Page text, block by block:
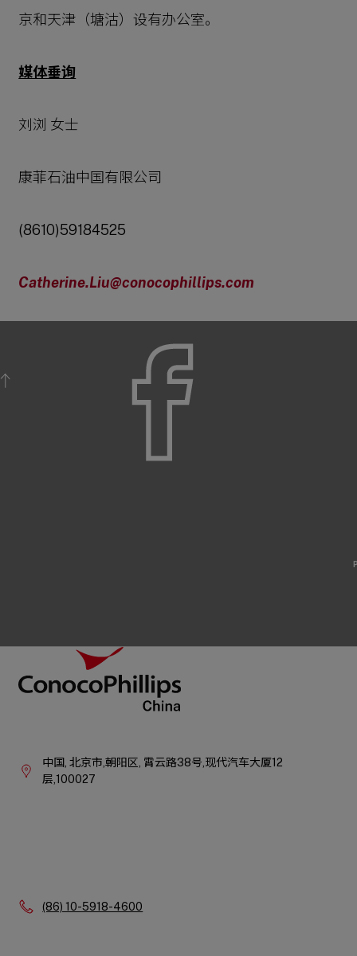
京和天津（塘沽）设有办公室。
媒体垂询
刘浏 女士
康菲石油中国有限公司
(8610)59184525
Catherine.Liu@conocophillips.com
BACK TO TOP
Footer
ConocoPhillips China
中国, 北京市,朝阳区, 霄云路38号,现代汽车大厦12
层,100027
Phone:
(86) 10-5918-4600